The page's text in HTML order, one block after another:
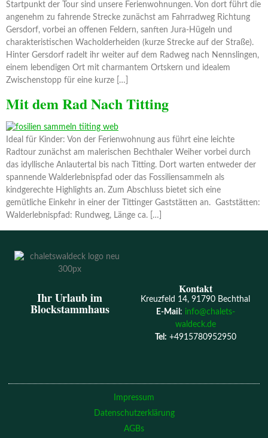
Startpunkt der Tour sind unsere Ferienwohnungen. Von dort führt die
angenehm zu fahrende Strecke zunächst am Fahrradweg Richtung
Gersdorf, vorbei an offenen Feldern, sanften Jura-Hügeln und
charakteristischen Wacholderheiden (kurze Strecke auf der Straße).
Hinter Gersdorf radelt ihr weiter auf dem Radweg nach Nennslingen,
einem lebendigen Ort mit charmantem Ortskern und idealem
Zwischenstopp für eine kurze […]
Mit dem Rad Nach Titting
Ideal für Kinder: Von der Ferienwohnung aus führt eine leichte
Radtour zunächst am malerischen Bechthaler Weiher vorbei durch
das idyllische Anlautertal bis nach Titting. Dort warten entweder der
spannende Walderlebnispfad oder das Fossiliensammeln als
kindgerechte Highlights an. Zum Abschluss bietet sich eine
gemütliche Einkehr in einer der Tittinger Gaststätten an. Gaststätten:
Walderlebnispfad: Rundweg, Länge ca. […]
Ihr Urlaub im
Blockstammhaus
Kontakt
Kreuzfeld 14, 91790 Bechthal
E-Mail : info@chalets-
waldeck.de
Tel: +4915780952950
Impressum
Datenschutzerklärung
AGBs